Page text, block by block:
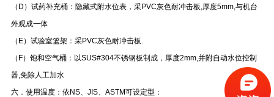
（D）试药补充桶：隐藏式附水位表，采PVC灰色耐冲击板,厚度5mm,与机台
外观成一体
（E）试验室篮架：采PVC灰色耐冲击板.
（F）饱和空气桶：以SUS#304不锈钢板制成，厚度2mm,并附自动水位控制
器,免除人工加水
六．使用温度：依NS、JIS、ASTM可设定型：